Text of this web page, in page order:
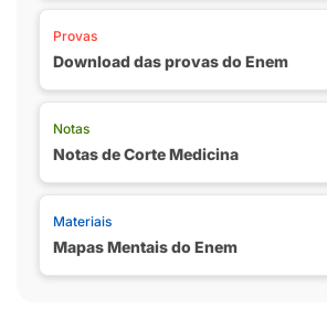
Provas
Download das provas do Enem
Notas
Notas de Corte Medicina
Materiais
Mapas Mentais do Enem